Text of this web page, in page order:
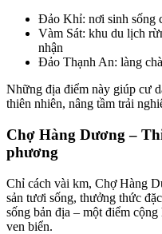
Đảo Khỉ: nơi sinh sống
Vàm Sát: khu du lịch
nhận
Đảo Thạnh An: làng
Những địa điểm này giúp cư
thiên nhiên, nâng tầm trải
Chợ Hàng Dương –
phương
Chỉ cách vài km, Chợ Hàng
sản tươi sống, thưởng thức
sống bản địa – một điểm
ven biển.